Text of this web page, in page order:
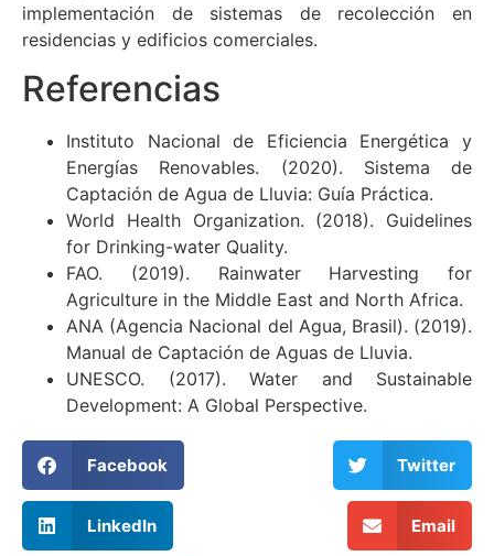
implementación de sistemas de recolección en
residencias y edificios comerciales.
Referencias
Instituto Nacional de Eficiencia Energética y
Energías Renovables. (2020). Sistema de
Captación de Agua de Lluvia: Guía Práctica.
World Health Organization. (2018). Guidelines
for Drinking-water Quality.
FAO. (2019). Rainwater Harvesting for
Agriculture in the Middle East and North Africa.
ANA (Agencia Nacional del Agua, Brasil). (2019).
Manual de Captación de Aguas de Lluvia.
UNESCO. (2017). Water and Sustainable
Development: A Global Perspective.
Facebook Twitter
LinkedIn Email